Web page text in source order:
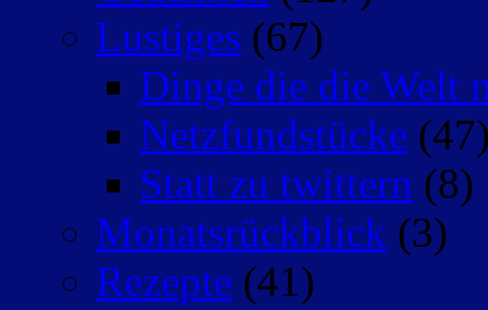
Lustiges (67)
Dinge die die Welt
Netzfundstücke
Statt zu twittern (8)
Monatsrückblick (3)
Rezepte (41)